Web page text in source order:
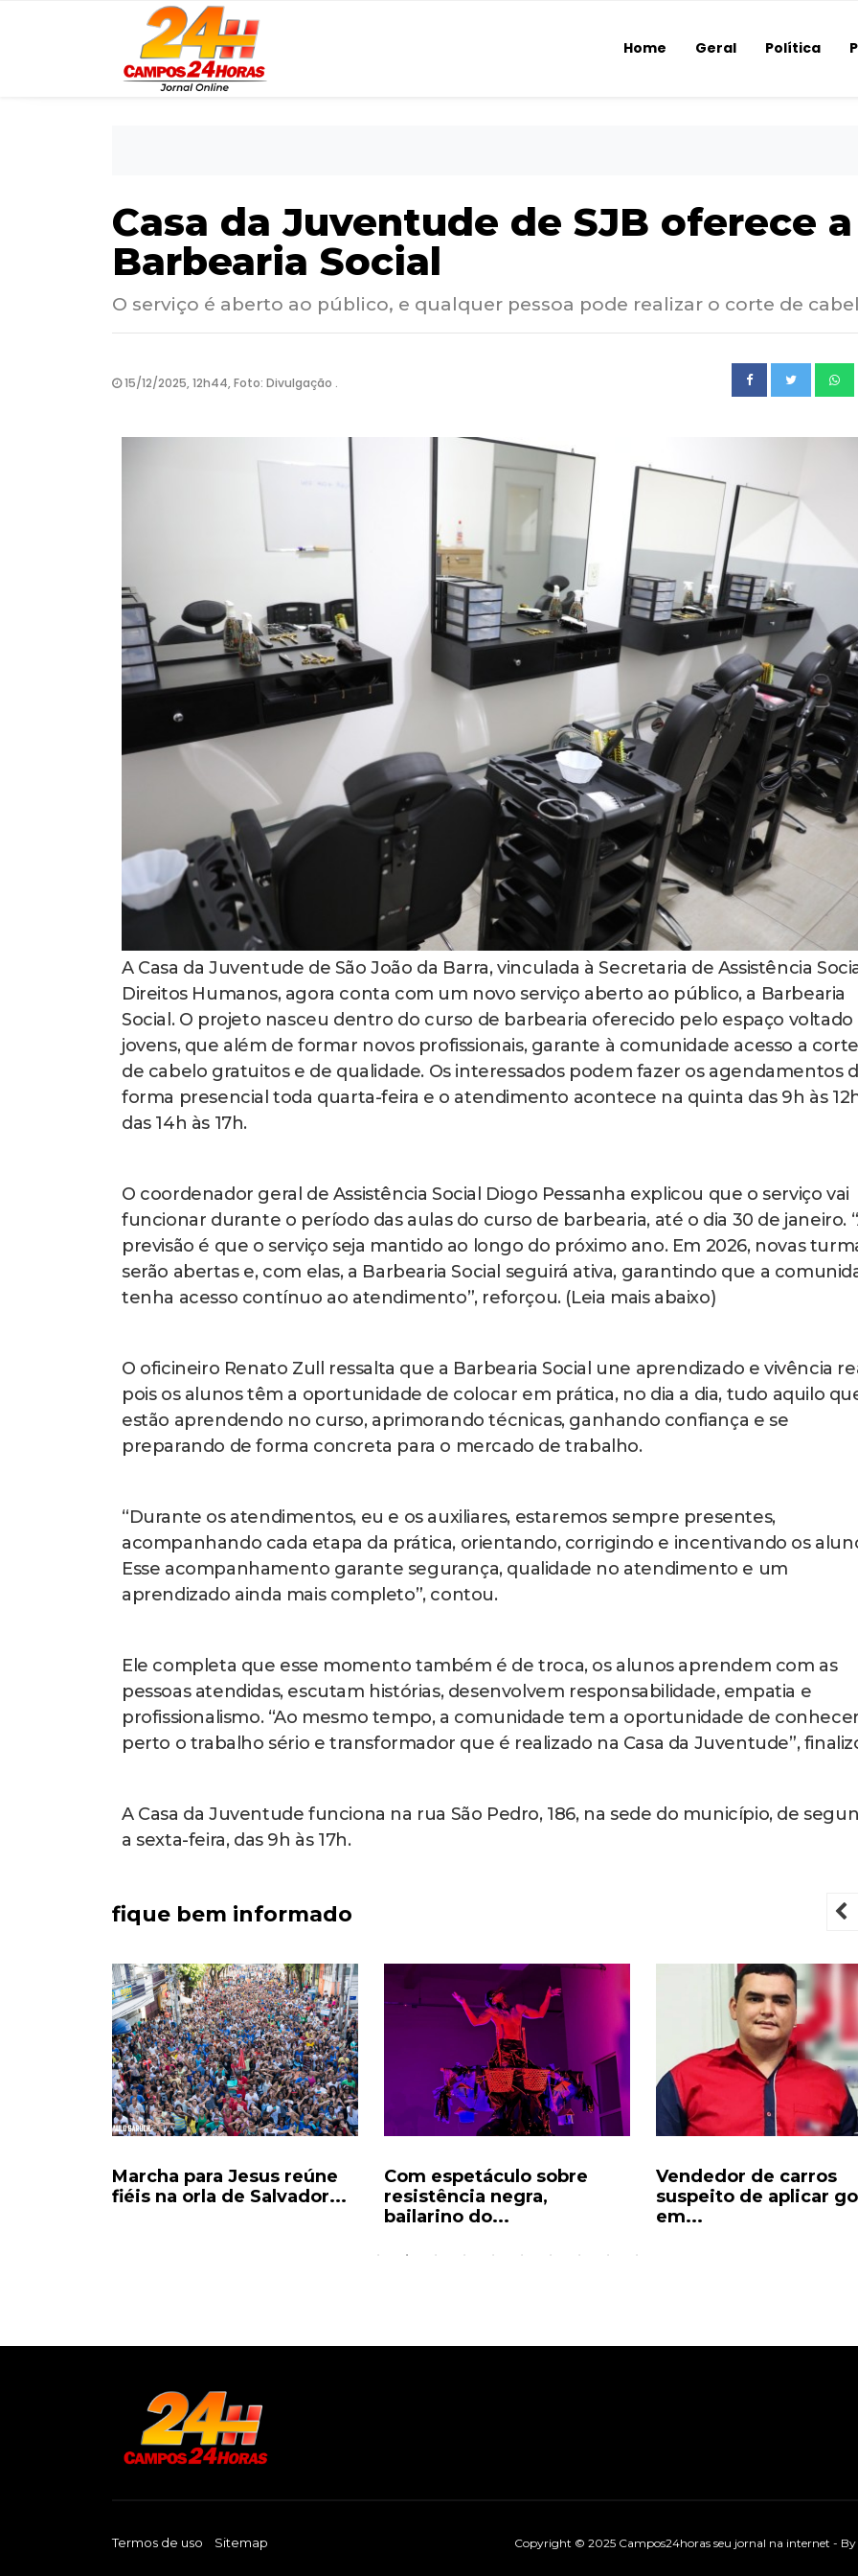
Home Geral Política
Casa da Juventude de SJB oferece a
Barbearia Social
O serviço é aberto ao público, e qualquer pessoa pode realizar o corte de
15/12/2025, 12h44, Foto: Divulgação .
A Casa da Juventude de São João da Barra, vinculada à Secretaria de Assistência
Direitos Humanos, agora conta com um novo serviço aberto ao público, a Barbearia
Social. O projeto nasceu dentro do curso de barbearia oferecido pelo espaço voltado
jovens, que além de formar novos profissionais, garante à comunidade acesso a
de cabelo gratuitos e de qualidade. Os interessados podem fazer os agendamentos
forma presencial toda quarta-feira e o atendimento acontece na quinta das 9h às
das 14h às 17h.
O coordenador geral de Assistência Social Diogo Pessanha explicou que o serviço vai
funcionar durante o período das aulas do curso de barbearia, até o dia 30 de janeiro.
previsão é que o serviço seja mantido ao longo do próximo ano. Em 2026, novas
serão abertas e, com elas, a Barbearia Social seguirá ativa, garantindo que a
tenha acesso contínuo ao atendimento”, reforçou. (Leia mais abaixo)
O oficineiro Renato Zull ressalta que a Barbearia Social une aprendizado e vivência
pois os alunos têm a oportunidade de colocar em prática, no dia a dia, tudo aquilo
estão aprendendo no curso, aprimorando técnicas, ganhando confiança e se
preparando de forma concreta para o mercado de trabalho.
“Durante os atendimentos, eu e os auxiliares, estaremos sempre presentes,
acompanhando cada etapa da prática, orientando, corrigindo e incentivando os
Esse acompanhamento garante segurança, qualidade no atendimento e um
aprendizado ainda mais completo”, contou.
Ele completa que esse momento também é de troca, os alunos aprendem com as
pessoas atendidas, escutam histórias, desenvolvem responsabilidade, empatia e
profissionalismo. “Ao mesmo tempo, a comunidade tem a oportunidade de
perto o trabalho sério e transformador que é realizado na Casa da Juventude”,
A Casa da Juventude funciona na rua São Pedro, 186, na sede do município, de
a sexta-feira, das 9h às 17h.
fique bem informado
Marcha para Jesus reúne
fiéis na orla de Salvador...
Com espetáculo sobre
resistência negra,
bailarino do...
Vendedor de carros
suspeito de aplicar
em...
Termos de uso Sitemap Copyright © 2025 Campos24horas seu jornal na internet - By